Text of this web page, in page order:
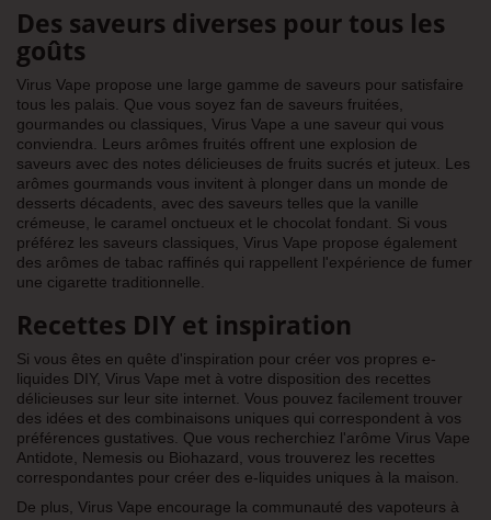
Des saveurs diverses pour tous les
goûts
Virus Vape propose une large gamme de saveurs pour satisfaire
tous les palais. Que vous soyez fan de saveurs fruitées,
gourmandes ou classiques, Virus Vape a une saveur qui vous
conviendra. Leurs arômes fruités offrent une explosion de
saveurs avec des notes délicieuses de fruits sucrés et juteux. Les
arômes gourmands vous invitent à plonger dans un monde de
desserts décadents, avec des saveurs telles que la vanille
crémeuse, le caramel onctueux et le chocolat fondant. Si vous
préférez les saveurs classiques, Virus Vape propose également
des arômes de tabac raffinés qui rappellent l'expérience de fumer
une cigarette traditionnelle.
Recettes DIY et inspiration
Si vous êtes en quête d'inspiration pour créer vos propres e-
liquides DIY, Virus Vape met à votre disposition des recettes
délicieuses sur leur site internet. Vous pouvez facilement trouver
des idées et des combinaisons uniques qui correspondent à vos
préférences gustatives. Que vous recherchiez l'arôme Virus Vape
Antidote, Nemesis ou Biohazard, vous trouverez les recettes
correspondantes pour créer des e-liquides uniques à la maison.
De plus, Virus Vape encourage la communauté des vapoteurs à